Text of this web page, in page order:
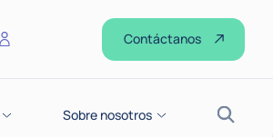
Sobre nosotros
Buscar
Contáctanos